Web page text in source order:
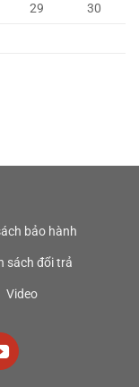
29
30
bảo hành
sách đổi trả
Video